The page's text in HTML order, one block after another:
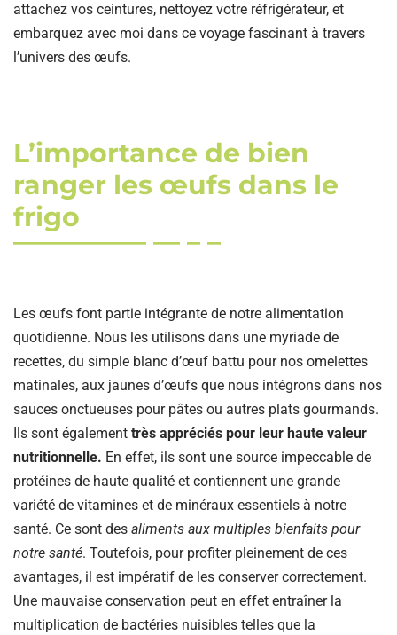
attachez vos ceintures, nettoyez votre réfrigérateur, et
embarquez avec moi dans ce voyage fascinant à travers
l’univers des œufs.
L’importance de bien
ranger les œufs dans le
frigo
Les œufs font partie intégrante de notre alimentation
quotidienne. Nous les utilisons dans une myriade de
recettes, du simple blanc d’œuf battu pour nos omelettes
matinales, aux jaunes d’œufs que nous intégrons dans nos
sauces onctueuses pour pâtes ou autres plats gourmands.
Ils sont également très appréciés pour leur haute valeur
nutritionnelle. En effet, ils sont une source impeccable de
protéines de haute qualité et contiennent une grande
variété de vitamines et de minéraux essentiels à notre
santé. Ce sont des aliments aux multiples bienfaits pour
notre santé. Toutefois, pour profiter pleinement de ces
avantages, il est impératif de les conserver correctement.
Une mauvaise conservation peut en effet entraîner la
multiplication de bactéries nuisibles telles que la